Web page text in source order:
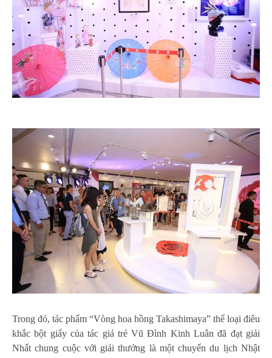
Trong đó, tác phẩm “Vòng hoa hồng Takashimaya” thể loại điêu
khắc bột giấy của tác giả trẻ Vũ Đình Kinh Luân đã đạt giải
Nhất chung cuộc với giải thưởng là một chuyến du lịch Nhật